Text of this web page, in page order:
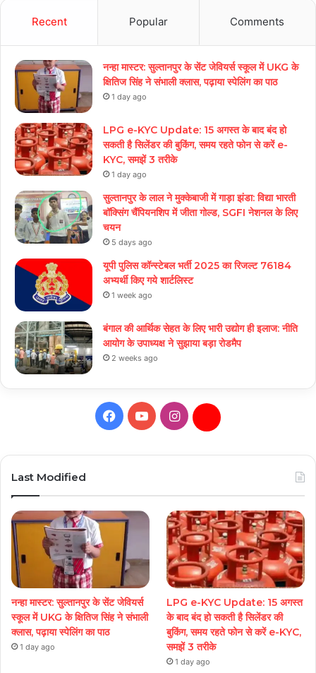
Recent Popular Comments
नन्हा मास्टर: सुल्तानपुर के सेंट जेवियर्स स्कूल में UKG के
क्षितिज सिंह ने संभाली क्लास, पढ़ाया स्पेलिंग का पाठ
1 day ago
LPG e-KYC Update: 15 अगस्त के बाद बंद हो
सकती है सिलेंडर की बुकिंग, समय रहते फोन से करें e-
KYC, समझें 3 तरीके
1 day ago
सुल्तानपुर के लाल ने मुक्केबाजी में गाड़ा झंडा: विद्या भारती
बॉक्सिंग चैंपियनशिप में जीता गोल्ड, SGFI नेशनल के लिए
चयन
5 days ago
यूपी पुलिस कॉन्स्टेबल भर्ती 2025 का रिजल्ट 76184
अभ्यर्थी किए गये शार्टलिस्ट
1 week ago
बंगाल की आर्थिक सेहत के लिए भारी उद्योग ही इलाज: नीत‌ि
आयोग के उपाध्यक्ष ने सुझाया बड़ा रोडमैप
2 weeks ago
Facebook
YouTubeInstagramDaily
Last Modified
नन्हा मास्टर: सुल्तानपुर के सेंट जेवियर्स
स्कूल में UKG के क्षितिज सिंह ने संभाली
क्लास, पढ़ाया स्पेलिंग का पाठ
1 day ago
LPG e-KYC Update: 15 अगस्त
के बाद बंद हो सकती है सिलेंडर की
बुकिंग, समय रहते फोन से करें e-KYC,
समझें 3 तरीके
1 day ago